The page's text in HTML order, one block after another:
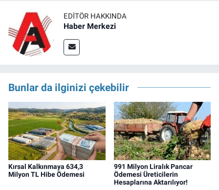
EDITÖR HAKKINDA
Haber Merkezi
Bunlar da ilginizi çekebilir
Kırsal Kalkınmaya 634,3
Milyon TL Hibe Ödemesi
991 Milyon Liralık Pancar
Ödemesi Üreticilerin
Hesaplarına Aktarılıyor!